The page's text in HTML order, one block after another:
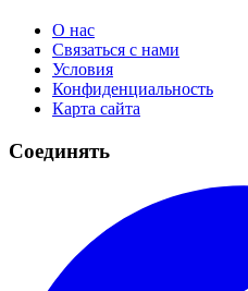
О нас
Связаться с нами
Условия
Конфиденциальность
Карта сайта
Соединять